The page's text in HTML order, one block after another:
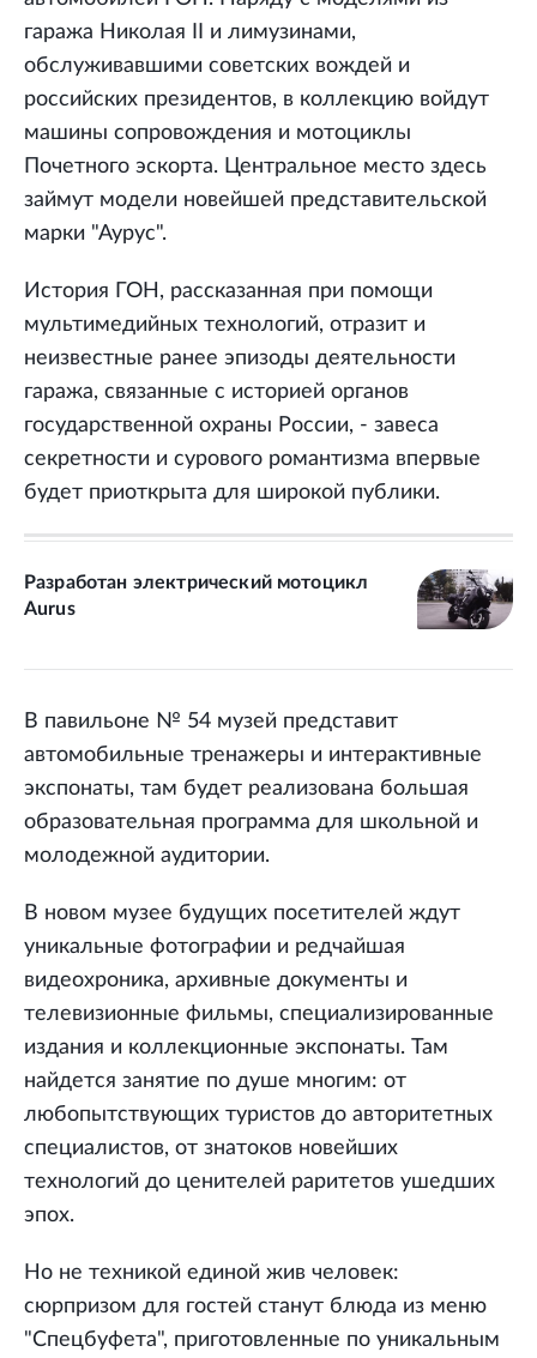
гаража Николая II и лимузинами,
обслуживавшими советских вождей и
российских президентов, в коллекцию войдут
машины сопровождения и мотоциклы
Почетного эскорта. Центральное место здесь
займут модели новейшей представительской
марки "Аурус".
История ГОН, рассказанная при помощи
мультимедийных технологий, отразит и
неизвестные ранее эпизоды деятельности
гаража, связанные с историей органов
государственной охраны России, - завеса
секретности и сурового романтизма впервые
будет приоткрыта для широкой публики.
Разработан электрический мотоцикл
Aurus
В павильоне № 54 музей представит
автомобильные тренажеры и интерактивные
экспонаты, там будет реализована большая
образовательная программа для школьной и
молодежной аудитории.
В новом музее будущих посетителей ждут
уникальные фотографии и редчайшая
видеохроника, архивные документы и
телевизионные фильмы, специализированные
издания и коллекционные экспонаты. Там
найдется занятие по душе многим: от
любопытствующих туристов до авторитетных
специалистов, от знатоков новейших
технологий до ценителей раритетов ушедших
эпох.
Но не техникой единой жив человек:
сюрпризом для гостей станут блюда из меню
"Спецбуфета", приготовленные по уникальным